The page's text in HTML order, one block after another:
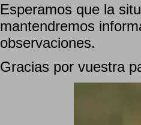
Esperamos que la
mantendremos
observaciones.
Gracias por vuestra